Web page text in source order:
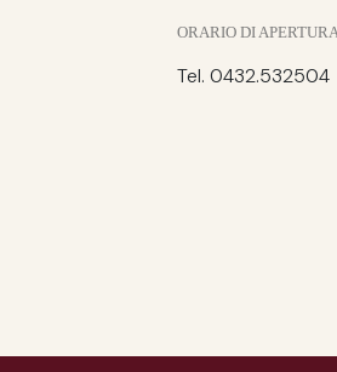
ORARIO DI
Tel. 0432.532504